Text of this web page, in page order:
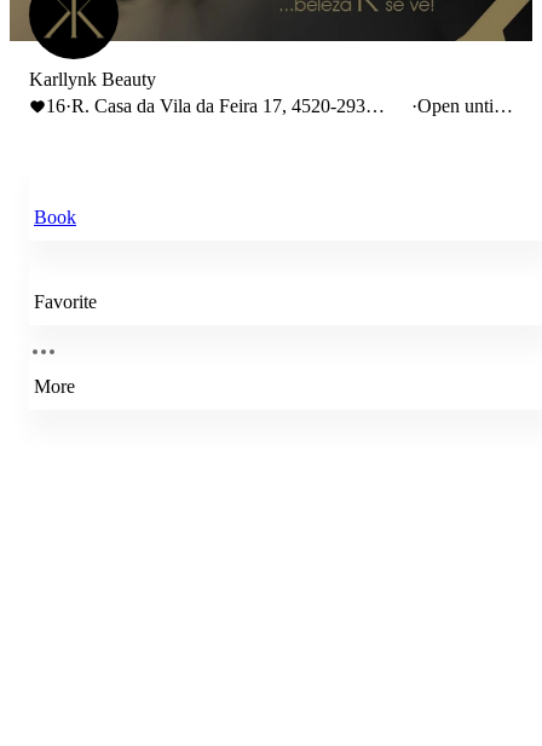
Karllynk Beauty
16·R. Casa da Vila da Feira 17, 4520-293
·Open until
Book
Favorite
More